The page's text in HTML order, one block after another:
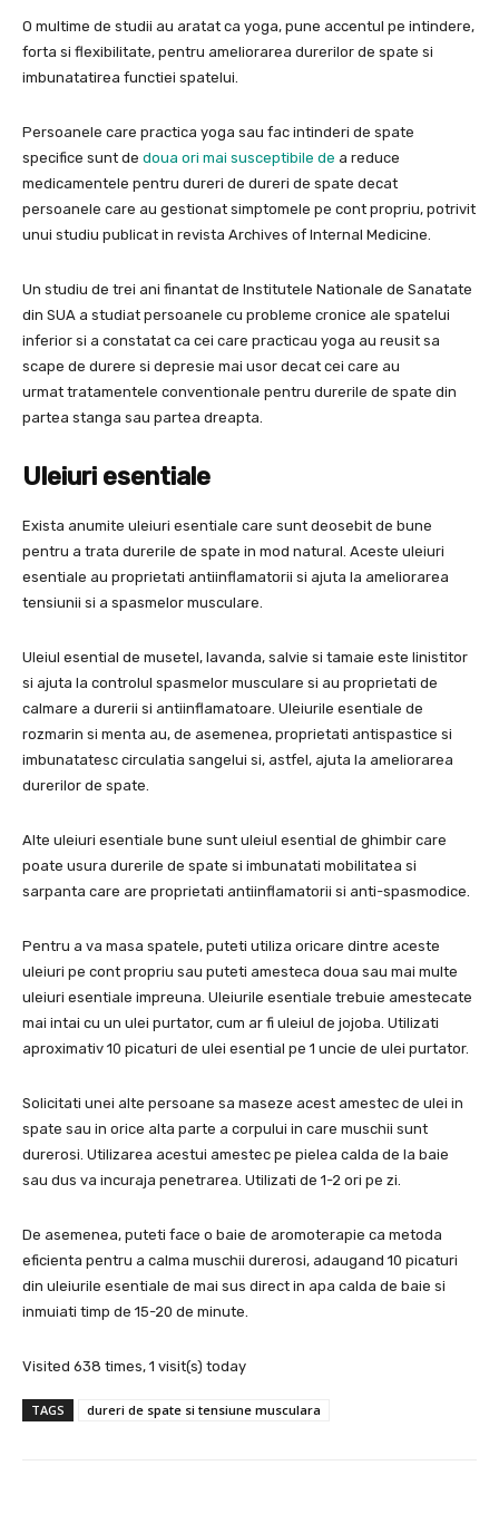
O multime de studii au aratat ca yoga, pune accentul pe intindere,
forta si flexibilitate, pentru ameliorarea durerilor de spate si
imbunatatirea functiei spatelui.
Persoanele care practica yoga sau fac intinderi de spate
specifice sunt de doua ori mai susceptibile de a reduce
medicamentele pentru dureri de dureri de spate decat
persoanele care au gestionat simptomele pe cont propriu, potrivit
unui studiu publicat in revista Archives of Internal Medicine.
Un studiu de trei ani finantat de Institutele Nationale de Sanatate
din SUA a studiat persoanele cu probleme cronice ale spatelui
inferior si a constatat ca cei care practicau yoga au reusit sa
scape de durere si depresie mai usor decat cei care au
urmat tratamentele conventionale pentru durerile de spate din
partea stanga sau partea dreapta.
Uleiuri esentiale
Exista anumite uleiuri esentiale care sunt deosebit de bune
pentru a trata durerile de spate in mod natural. Aceste uleiuri
esentiale au proprietati antiinflamatorii si ajuta la ameliorarea
tensiunii si a spasmelor musculare.
Uleiul esential de musetel, lavanda, salvie si tamaie este linistitor
si ajuta la controlul spasmelor musculare si au proprietati de
calmare a durerii si antiinflamatoare. Uleiurile esentiale de
rozmarin si menta au, de asemenea, proprietati antispastice si
imbunatatesc circulatia sangelui si, astfel, ajuta la ameliorarea
durerilor de spate.
Alte uleiuri esentiale bune sunt uleiul esential de ghimbir care
poate usura durerile de spate si imbunatati mobilitatea si
sarpanta care are proprietati antiinflamatorii si anti-spasmodice.
Pentru a va masa spatele, puteti utiliza oricare dintre aceste
uleiuri pe cont propriu sau puteti amesteca doua sau mai multe
uleiuri esentiale impreuna. Uleiurile esentiale trebuie amestecate
mai intai cu un ulei purtator, cum ar fi uleiul de jojoba. Utilizati
aproximativ 10 picaturi de ulei esential pe 1 uncie de ulei purtator.
Solicitati unei alte persoane sa maseze acest amestec de ulei in
spate sau in orice alta parte a corpului in care muschii sunt
durerosi. Utilizarea acestui amestec pe pielea calda de la baie
sau dus va incuraja penetrarea. Utilizati de 1-2 ori pe zi.
De asemenea, puteti face o baie de aromoterapie ca metoda
eficienta pentru a calma muschii durerosi, adaugand 10 picaturi
din uleiurile esentiale de mai sus direct in apa calda de baie si
inmuiati timp de 15-20 de minute.
Visited 638 times, 1 visit(s) today
TAGS dureri de spate si tensiune musculara